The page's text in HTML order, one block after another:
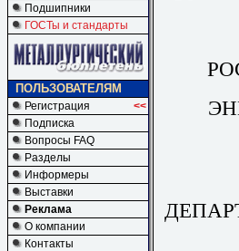
Подшипники
ГОСТы и стандарты
ПОЛЬЗОВАТЕЛЯМ
Регистрация
<<
Подписка
Вопросы FAQ
Разделы
Информеры
Выставки
Реклама
О компании
Контакты